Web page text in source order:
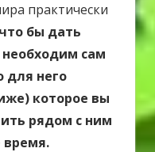
практически
бы дать
сам
для него
которое вы
рядом с ним
время.